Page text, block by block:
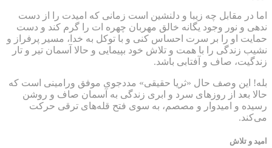
اما در مقابل چه زیبا و دلنشین است زمانی که امیدت را از دست
ندهی و نور وجود یگانه خالق مهربان چهره ات را گرم کند و دست
حمایت او را بر سرت احساس کنی و با توکل به خدا، مسیر پرفراز و
نشیب زندگی را با همت و تلاش خود بپیمایی و حالا آسمان تیر و تار
زندگیت، صاف و آفتابی باشد.
بله! این وصف حال «ثریا حقیقی» مددجوی موفق ورامینی است که
حالا بعد از روزهای سرد و ابری زندگی به آسمان صاف و روشن
رسیده و امیدوار و مصصم، به سوی فتح قله‌های ترقی حرکت
می‌کند.
امید و تلاش